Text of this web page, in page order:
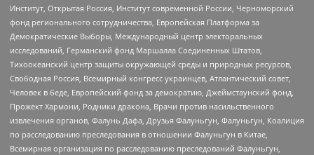
Институт, Открытая Россия, Институт современной России, Черноморский
фонд регионального сотрудничества, Европейская Платформа за
Демократические Выборы, Международный центр электоральных
исследований, Германский фонд Маршалла Соединенных Штатов,
Тихоокеанский центр защиты окружающей среды и природных ресурсов,
Свободная Россия, Всемирный конгресс украинцев, Атлантический совет,
Человек в беде, Европейский фонд за демократию, Джеймстаунский фонд,
Прожект Хармони, Родники дракона, Врачи против насильственного
извлечения органов, Фалунь Дафа, Друзья Фалуньгун, Фалуньгун, Коалиция
по расследованию преследования в отношении Фалуньгун в Китае,
Всемирная организация по расследованию преследований Фалуньгун,